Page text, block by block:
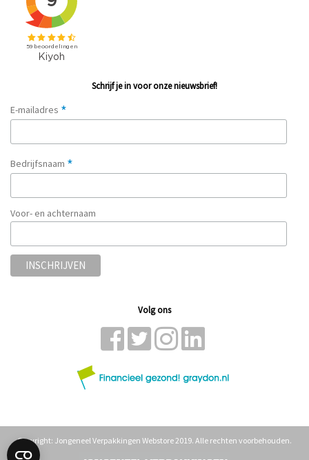
Schrijf je in voor onze nieuwsbrief!
E-mailadres *
Bedrijfsnaam *
Voor- en achternaam
Volg ons
Copyright: Jongeneel Verpakkingen Webstore 2019. Alle rechten voorbehouden.